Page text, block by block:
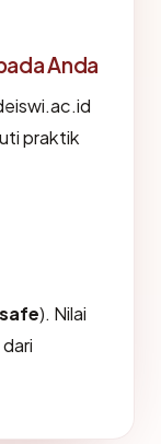
Anda
praktik
). Nilai